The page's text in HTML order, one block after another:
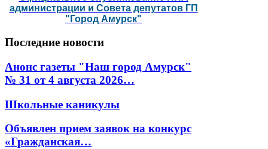
администрации и Совета депутатов ГП
"Город Амурск"
Последние новости
Анонс газеты "Наш город Амурск"
№ 31 от 4 августа 2026…
Школьные каникулы
Объявлен прием заявок на конкурс
«Гражданская…